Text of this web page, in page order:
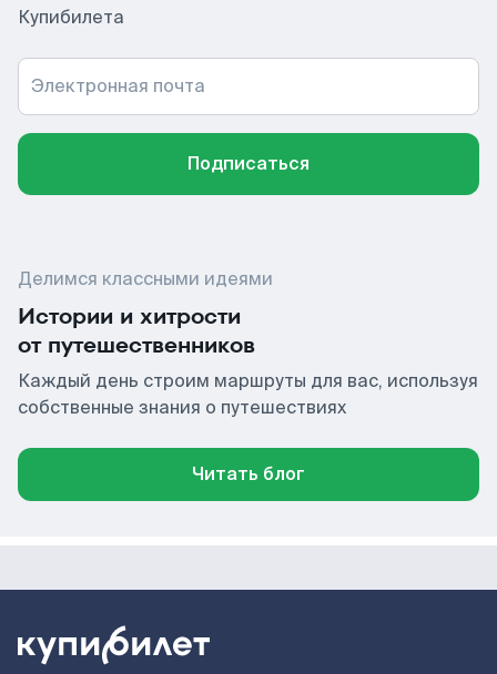
Купибилета
Электронная почта
Подписаться
Делимся классными идеями
Истории и хитрости
от путешественников
Каждый день строим маршруты для вас, используя
собственные знания о путешествиях
Читать блог